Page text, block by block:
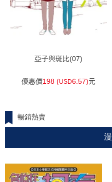
加入購物車
亞子與斑比(07)
優惠價198 (USD6.57)元
暢銷熱賣